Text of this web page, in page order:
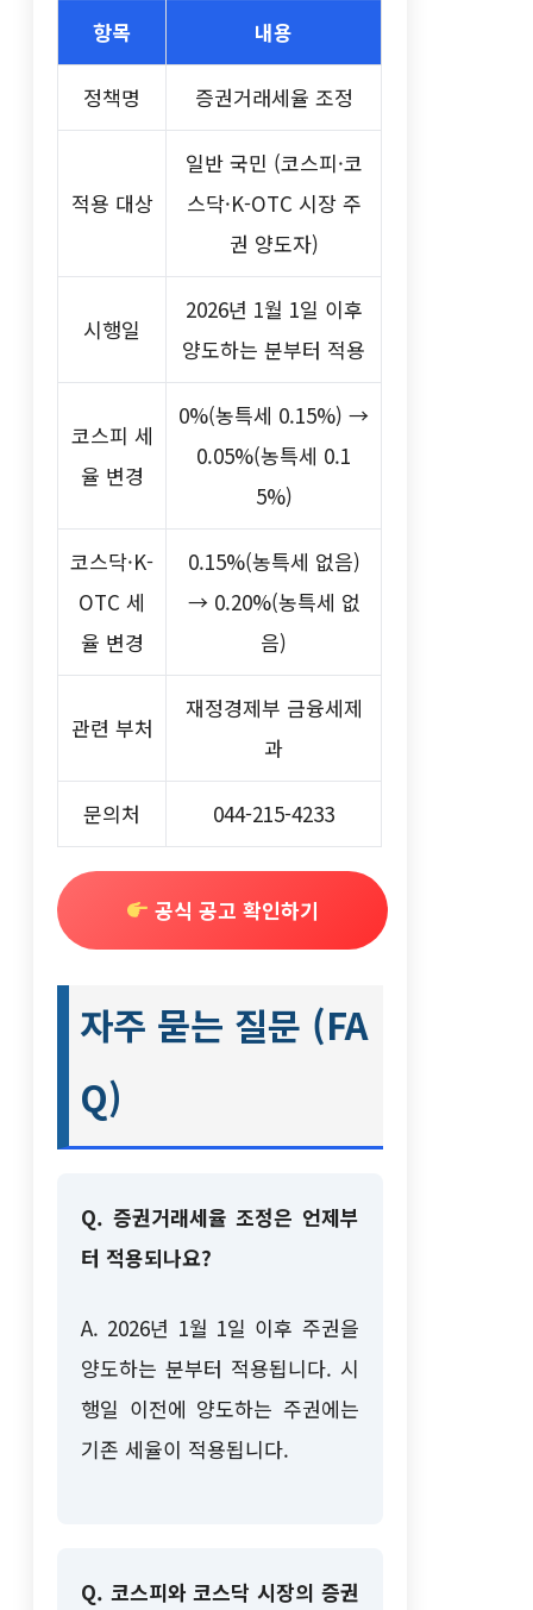
항목 내용
정책명 증권거래세율 조정
적용 대상
일반 국민 (코스피·코
스닥·K-OTC 시장 주
권 양도자)
시행일
2026년 1월 1일 이후
양도하는 분부터 적용
코스피 세
율 변경
0%(농특세 0.15%) →
0.05%(농특세 0.1
5%)
코스닥·K-
OTC 세
율 변경
0.15%(농특세 없음)
→ 0.20%(농특세 없
음)
관련 부처
재정경제부 금융세제
과
문의처 044-215-4233
공식 공고 확인하기
자주 묻는 질문 (FA
Q)
Q. 증권거래세율 조정은 언제부
터 적용되나요?
A. 2026년 1월 1일 이후 주권을
양도하는 분부터 적용됩니다. 시
행일 이전에 양도하는 주권에는
기존 세율이 적용됩니다.
Q. 코스피와 코스닥 시장의 증권